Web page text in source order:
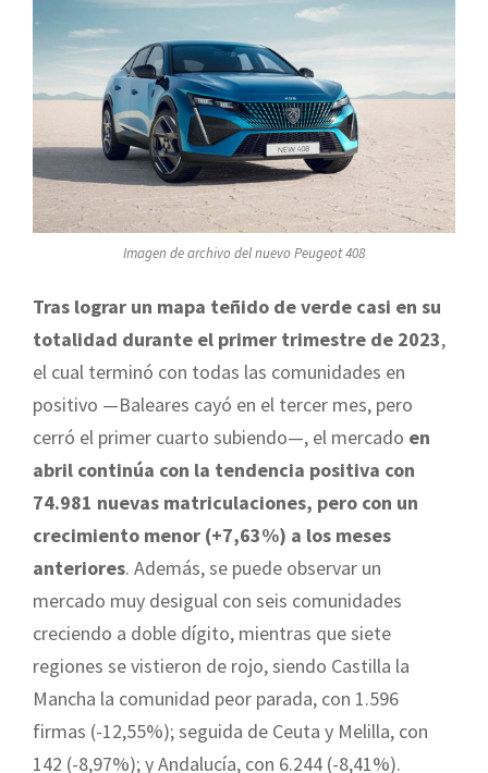
Imagen de archivo del nuevo Peugeot 408
Tras lograr un mapa teñido de verde casi en su
totalidad durante el primer trimestre de 2023,
el cual terminó con todas las comunidades en
positivo —Baleares cayó en el tercer mes, pero
cerró el primer cuarto subiendo—, el mercado en
abril continúa con la tendencia positiva con
74.981 nuevas matriculaciones, pero con un
crecimiento menor (+7,63%) a los meses
anteriores. Además, se puede observar un
mercado muy desigual con seis comunidades
creciendo a doble dígito, mientras que siete
regiones se vistieron de rojo, siendo Castilla la
Mancha la comunidad peor parada, con 1.596
firmas (-12,55%); seguida de Ceuta y Melilla, con
142 (-8,97%); y Andalucía, con 6.244 (-8,41%).